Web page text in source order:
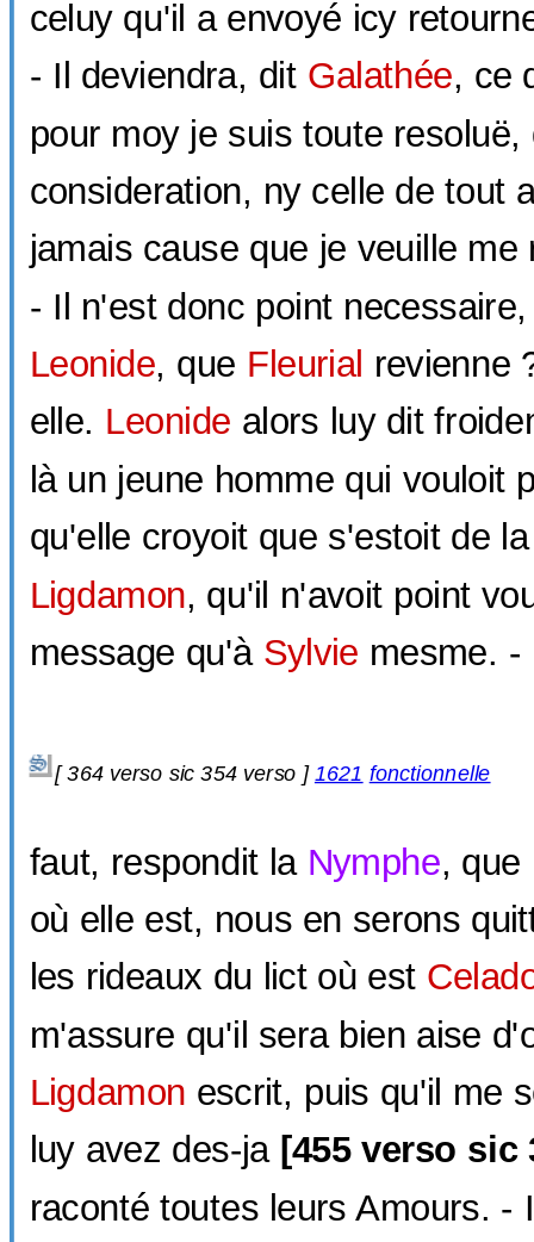
celuy qu'il a envoyé icy
- Il deviendra, dit Galathée, ce
pour moy je suis toute resoluë,
consideration, ny celle de tout
jamais cause que je veuille
- Il n'est donc point
Leonide, que Fleurial revienne
elle. Leonide alors luy dit
là un jeune homme qui vouloit
qu'elle croyoit que s'estoit de
Ligdamon, qu'il n'avoit point
message qu'à Sylvie mesme. -
[364 verso sic 354 verso ] 1621 fonctionnelle
faut, respondit la Nymphe, que
où elle est, nous en serons
les rideaux du lict où est
m'assure qu'il sera bien aise
Ligdamon escrit, puis qu'il me
luy avez des-ja [455 verso sic
raconté toutes leurs Amours. -